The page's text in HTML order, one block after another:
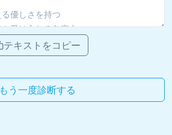
テキストをコピー
もう一度診断する